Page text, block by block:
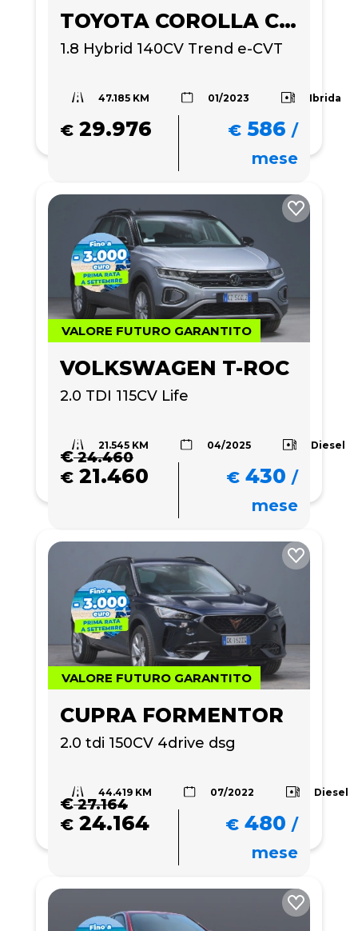
TOYOTA COROLLA CROSS
1.8 Hybrid 140CV Trend e-CVT
47.185 KM 01/2023 Ibrida
€ 29.976 € 586 /
mese
VALORE FUTURO GARANTITO
VOLKSWAGEN T-ROC
2.0 TDI 115CV Life
21.545 KM 04/2025 Diesel
€24.460
€ 21.460 € 430 /
mese
VALORE FUTURO GARANTITO
CUPRA FORMENTOR
2.0 tdi 150CV 4drive dsg
44.419 KM 07/2022 Diesel
€27.164
€ 24.164 € 480 /
mese